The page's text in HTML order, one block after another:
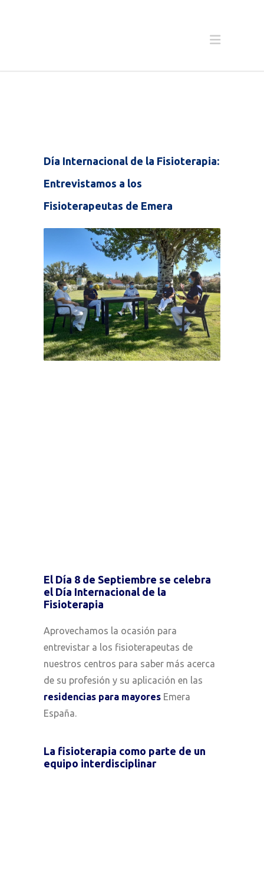
Día Internacional de la Fisioterapia:
Entrevistamos a los
Fisioterapeutas de Emera
El Día 8 de Septiembre se celebra
el Día Internacional de la
Fisioterapia
Aprovechamos la ocasión para
entrevistar a los fisioterapeutas de
nuestros centros para saber más acerca
de su profesión y su aplicación en las
residencias para mayores Emera
España.
La fisioterapia como parte de un
equipo interdisciplinar